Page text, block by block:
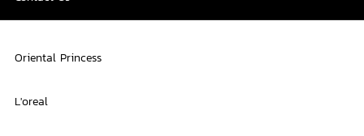
Oriental Princess
L'oreal